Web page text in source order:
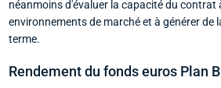
néanmoins d'évaluer la capacité du
environnements de marché et à générer de
terme.
Rendement du fonds euros Plan B